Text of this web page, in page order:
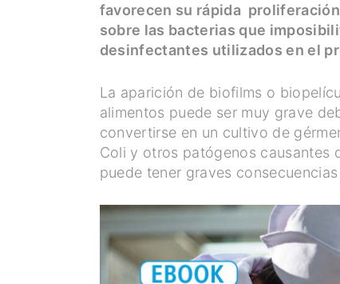
favorecen su rápida
sobre las bacterias que
desinfectantes utilizados en el
La aparición de biofilms o
alimentos puede ser muy grave
convertirse en un cultivo de
Coli y otros patógenos causantes
puede tener graves